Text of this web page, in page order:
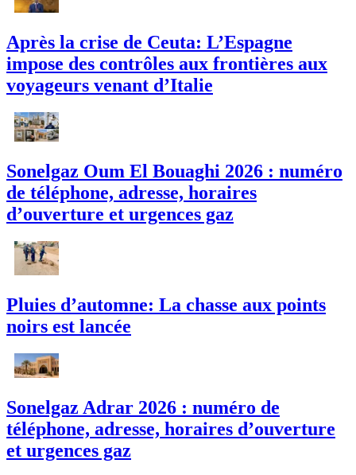
Après la crise de Ceuta: L’Espagne
impose des contrôles aux frontières aux
voyageurs venant d’Italie
Sonelgaz Oum El Bouaghi 2026 : numéro
de téléphone, adresse, horaires
d’ouverture et urgences gaz
Pluies d’automne: La chasse aux points
noirs est lancée
Sonelgaz Adrar 2026 : numéro de
téléphone, adresse, horaires d’ouverture
et urgences gaz